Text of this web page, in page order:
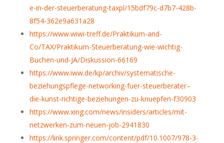
e-in-der-steuerberatung-taxpl/15bdf79c-d7b7-428b-
8f54-362e9a631a28
https://www.wiwi-treff.de/Praktikum-and-
Co/TAX/Praktikum-Steuerberatung-wie-wichtig-
Buchen-und-JA/Diskussion-66169
https://www.iww.de/kp/archiv/systematische-
beziehungspflege-networking-fuer-steuerberater–
die-kunst-richtige-beziehungen-zu-knuepfen-f30903
https://www.xing.com/news/insiders/articles/mit-
netzwerken-zum-neuen-job-2941830
https://link.springer.com/content/pdf/10.1007/978-3-